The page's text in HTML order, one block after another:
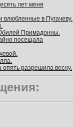
лет меня
влюбленные в Пугачеву.
Примадонны.
посещала
разрешила весну.